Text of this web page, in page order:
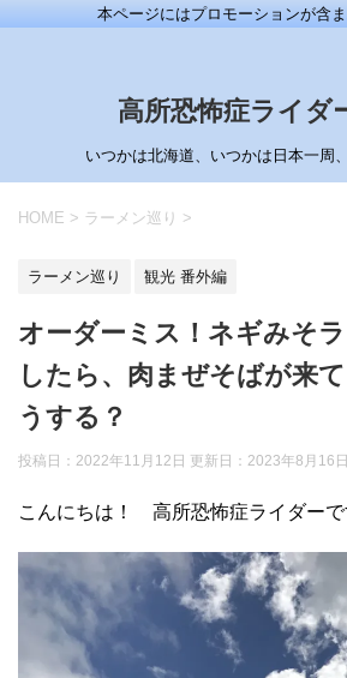
本ページにはプロモーションが含ま
高所恐怖症ライダ
いつかは北海道、いつかは日本一
HOME > ラーメン巡り >
ラーメン巡り 観光 番外編
オーダーミス！ネギみそ
したら、肉まぜそばが来
うする？
投稿日：2022年11月12日 更新日： 2023年8月16日
こんにちは！ 高所恐怖症ライダーで